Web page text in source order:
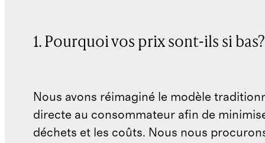
1. Pourquoi vos prix sont-ils si bas?
Nous avons réimaginé le modèle
directe au consommateur afin de
déchets et les coûts. Nous nous